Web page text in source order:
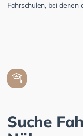
Fahrschulen, bei denen
Suche